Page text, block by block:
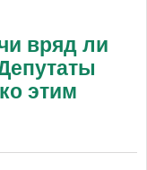
вряд ли
этим